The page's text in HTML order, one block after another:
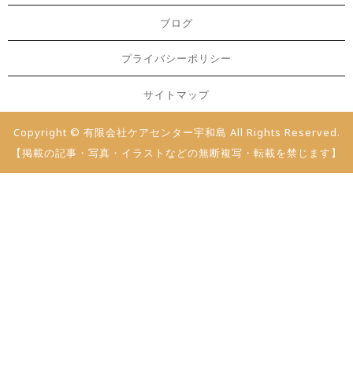
ブログ
プライバシーポリシー
サイトマップ
Copyright © 有限会社ケアセンター宇和島 All Rights Reserved.
【掲載の記事・写真・イラストなどの無断複写・転載を禁じます】